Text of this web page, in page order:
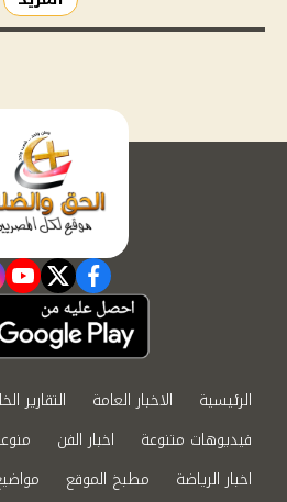
facebook
twitter
الرئيسية الاخبار العامة التقارير
فيديوهات متنوعة
اخبار الفن
اخبار الرياضة
مطبخ الموقع